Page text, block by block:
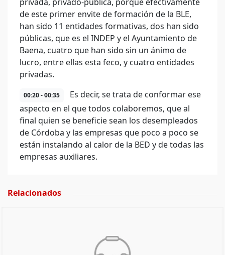
de este primer envite de formación de la BLE,
han sido 11 entidades formativas, dos han sido
públicas, que es el INDEP y el Ayuntamiento de
Baena, cuatro que han sido sin un ánimo de
lucro, entre ellas esta feco, y cuatro entidades
privadas.
00:20 - 00:35
Es decir, se trata de conformar ese
aspecto en el que todos colaboremos, que al
final quien se beneficie sean los desempleados
de Córdoba y las empresas que poco a poco se
están instalando al calor de la BED y de todas las
empresas auxiliares.
Relacionados